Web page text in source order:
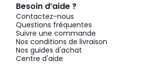
Besoin d’aide ?
Contactez-nous
Questions fréquentes
Suivre une commande
Nos conditions de livraison
Nos guides d'achat
Centre d'aide